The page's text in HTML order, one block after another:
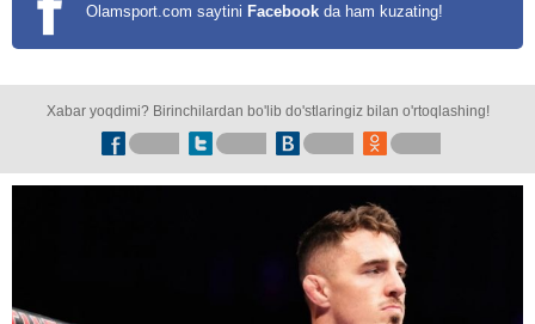
Olamsport.com saytini Facebook da ham kuzating!
Xabar yoqdimi? Birinchilardan bo'lib do'stlaringiz bilan o'rtoqlashing!